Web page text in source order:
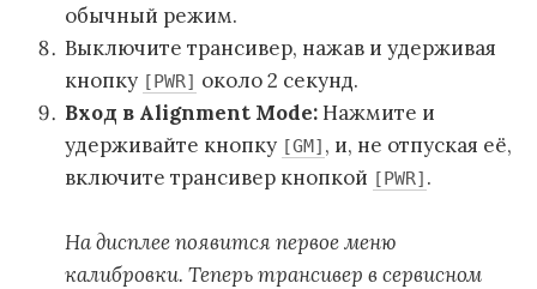
обычный режим.
Выключите трансивер, нажав и удерживая
кнопку [PWR] около 2 секунд.
Вход в Alignment Mode:Нажмите и
удерживайте кнопку [GM] , и, не отпуская её,
включите трансивер кнопкой [PWR] .
На дисплее появится первое меню
калибровки. Теперь трансивер в сервисном